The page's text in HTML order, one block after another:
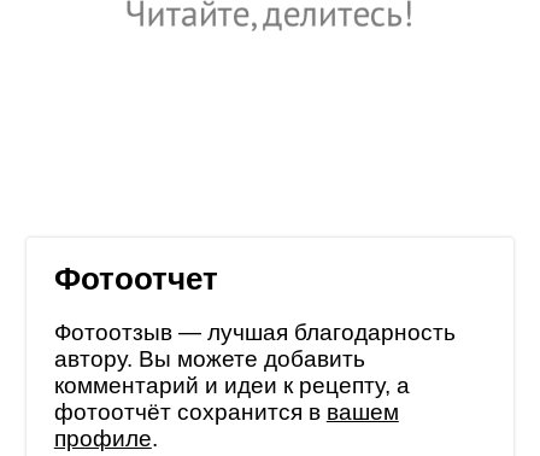
Фотоотчет
Фотоотзыв — лучшая благодарность
автору. Вы можете добавить
комментарий и идеи к рецепту, а
фотоотчёт сохранится в вашем
профиле.